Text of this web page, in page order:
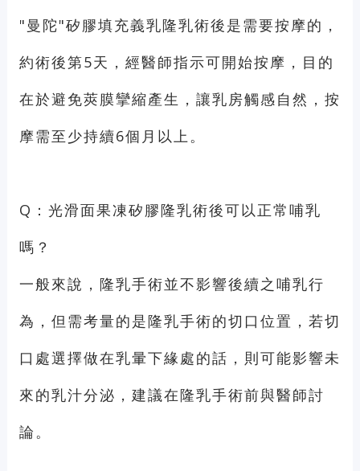
"曼陀"矽膠填充義乳隆乳術後是需要按摩的，
約術後第5天，經醫師指示可開始按摩，目的
在於避免莢膜攣縮產生，讓乳房觸感自然，按
摩需至少持續6個月以上。
Q：光滑面果凍矽膠隆乳術後可以正常哺乳
嗎？
一般來說，隆乳手術並不影響後續之哺乳行
為，但需考量的是隆乳手術的切口位置，若切
口處選擇做在乳暈下緣處的話，則可能影響未
來的乳汁分泌，建議在隆乳手術前與醫師討
論。